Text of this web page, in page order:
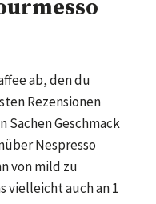
ab, den du
Rezensionen
Sachen Geschmack
Nespresso
von mild zu
vielleicht auch an 1